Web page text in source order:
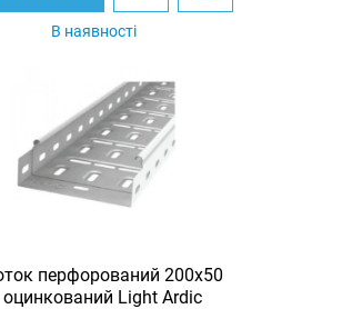
В наявності
перфорований 200х50
оцинкований Light Ardic